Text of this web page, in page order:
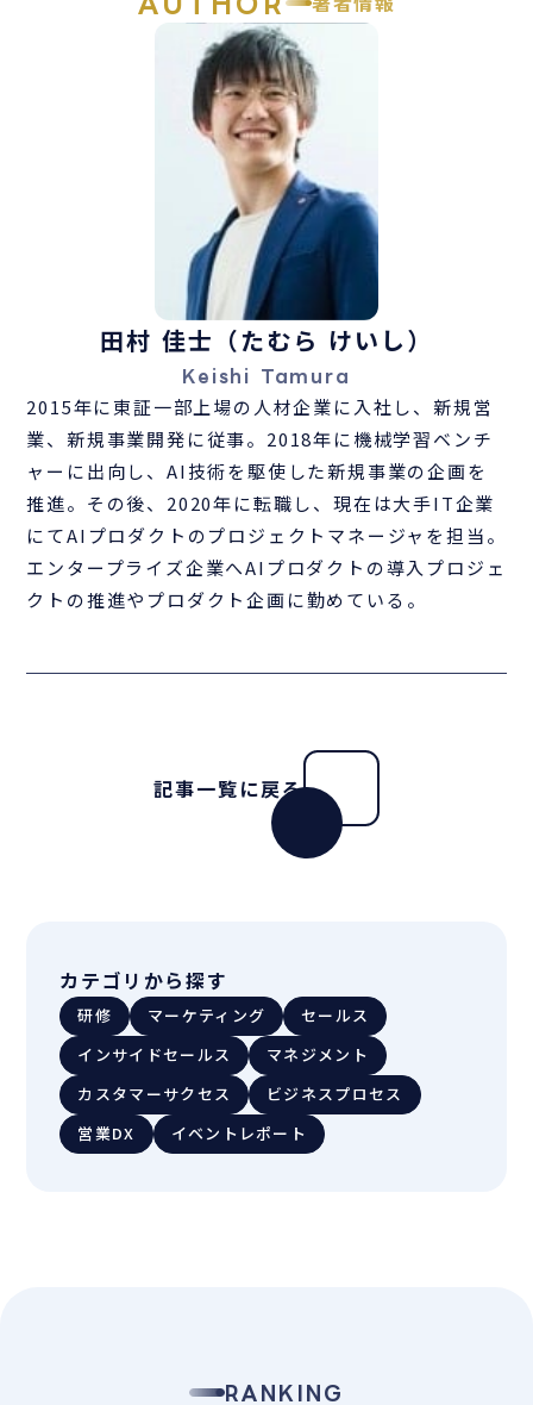
田村 佳士（たむら けいし）
Keishi Tamura
2015年に東証一部上場の人材企業に入社し、新規営
業、新規事業開発に従事。2018年に機械学習ベンチ
ャーに出向し、AI技術を駆使した新規事業の企画を
推進。その後、2020年に転職し、現在は大手IT企業
にてAIプロダクトのプロジェクトマネージャを担当。
エンタープライズ企業へAIプロダクトの導入プロジェ
クトの推進やプロダクト企画に勤めている。
記事一覧に戻る
カテゴリから探す
研修 マーケティング
セールス
インサイドセールス
マネジメント
カスタマーサクセス
ビジネスプロセス
営業DX
イベントレポート
RANKING